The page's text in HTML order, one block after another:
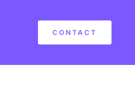
CONTACT